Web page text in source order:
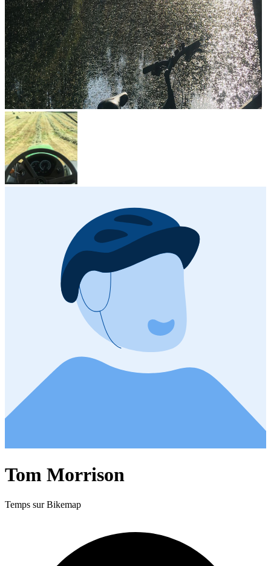
Tom Morrison
Temps sur Bikemap